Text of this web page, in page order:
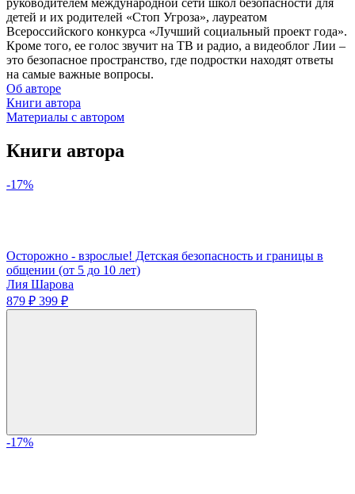
руководителем международной сети школ безопасности для
детей и их родителей «Стоп Угроза», лауреатом
Всероссийского конкурса «Лучший социальный проект года».
Кроме того, ее голос звучит на ТВ и радио, а видеоблог Лии –
это безопасное пространство, где подростки находят ответы
на самые важные вопросы.
Об авторе
Книги автора
Материалы с автором
Книги автора
-17%
Осторожно - взрослые! Детская безопасность и границы в
общении (от 5 до 10 лет)
Лия Шарова
879 ₽ 399 ₽
-17%